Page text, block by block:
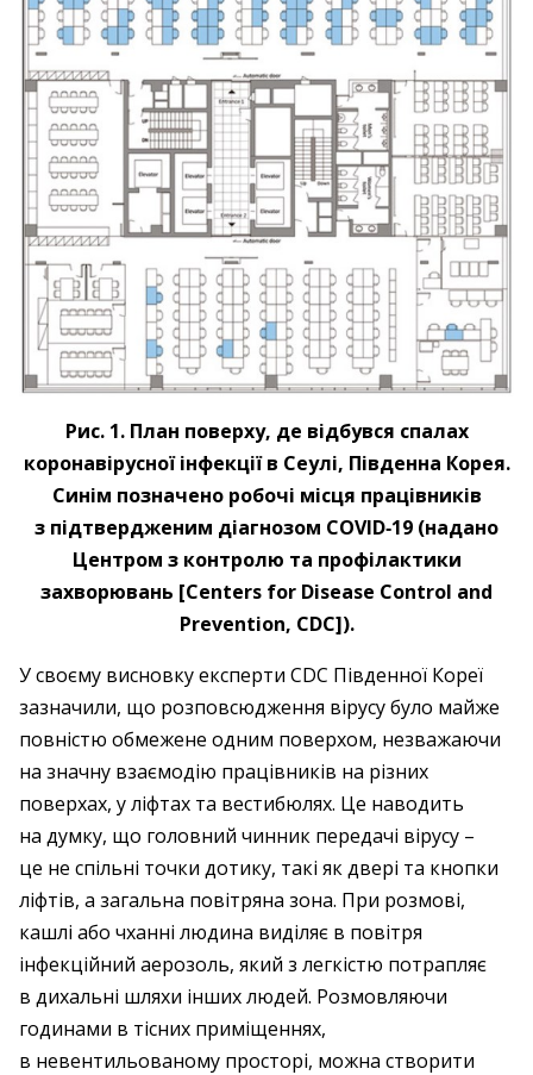
Рис. 1. План поверху, де відбувся спалах
коронавірусної інфекції в Сеулі, Південна Корея.
Синім позначено робочі місця працівників
з підтвердженим діагнозом COVID‑19 (надано
Центром з контролю та профілактики
захворювань [Centers for Disease Control and
Prevention, CDC]).
У своєму висновку експерти CDC Південної Кореї
зазначили, що розповсюдження вірусу було майже
повністю обмежене одним поверхом, незважаючи
на значну взаємодію працівників на різних
поверхах, у ліфтах та вестибюлях. Це наводить
на думку, що головний чинник передачі вірусу – ​
це не спільні точки дотику, такі як двері та кнопки
ліфтів, а загальна повітряна зона. При розмові,
кашлі або чханні людина виділяє в повітря
інфекційний аерозоль, який з легкістю потрапляє
в дихальні шляхи інших людей. Розмовляючи
годинами в тісних приміщеннях,
в невентильованому просторі, можна створити